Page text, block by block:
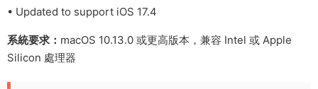
• Updated to support iOS 17.4
系統要求： macOS 10.13.0 或更高版本，兼容 Intel 或 Apple
Silicon 處理器